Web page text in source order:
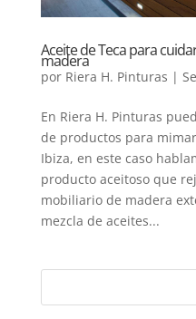
Aceite de Teca para
madera
por Riera H. Pinturas |
En Riera H. Pinturas
de productos para
Ibiza, en este caso
producto aceitoso que
mobiliario de madera
mezcla de aceites...